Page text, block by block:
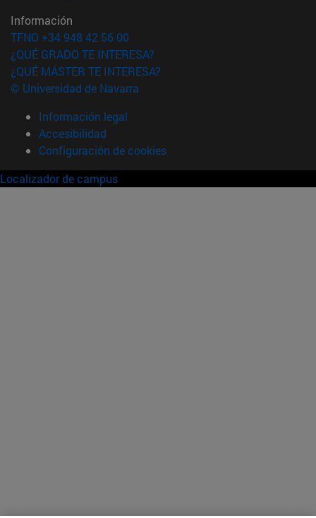
Información
TFNO +34 948 42 56 00
¿QUÉ GRADO TE INTERESA?
¿QUÉ MÁSTER TE INTERESA?
© Universidad de Navarra
Información legal
Accesibilidad
Configuración de cookies
Localizador de campus